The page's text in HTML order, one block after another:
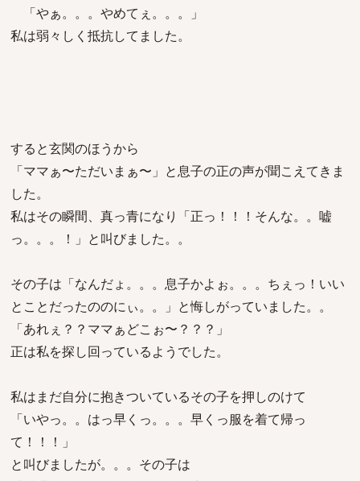
「やぁ。。。やめてぇ。。。」
私は弱々しく抵抗してました。
すると玄関のほうから
「ママぁ〜ただいまぁ〜」と息子の正の声が聞こえてきま
した。
私はその瞬間、真っ青になり「正っ！！！そんな。。嘘
っ。。。！」と叫びました。。
その子は「なんだょ。。。息子かよぉ。。。ちぇっ！いい
とことだったののにぃ。。」と悔しがっていました。。
「あれぇ？？ママぁどこぉ〜？？？」
正は私を探し回っているようでした。
私はまだ自分に抱きついているその子を押しのけて
「いやっ。。はっ早くっ。。。早くっ服を着て帰っ
て！！！」
と叫びましたが。。。その子は